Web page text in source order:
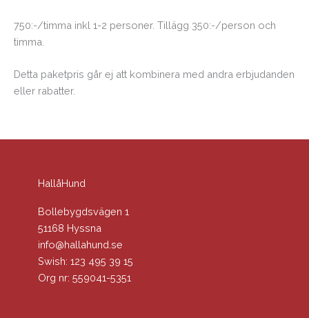
750:-/timma inkl 1-2 personer. Tillägg 350:-/person och
timma.
Detta paketpris går ej att kombinera med andra erbjudanden
eller rabatter.
HallåHund
Bollebygdsvägen 1
51168 Hyssna
info@hallahund.se
Swish: 123 495 39 15
Org nr: 559041-5351